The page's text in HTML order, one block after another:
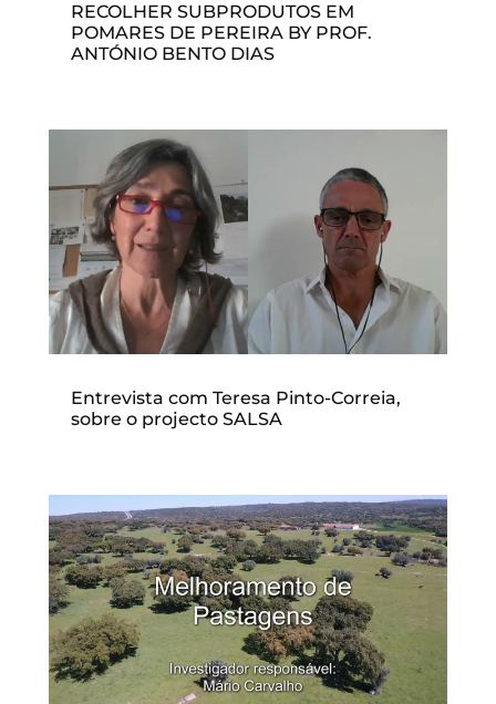
RECOLHER SUBPRODUTOS EM
POMARES DE PEREIRA BY PROF.
ANTÓNIO BENTO DIAS
Entrevista com Teresa Pinto-Correia,
sobre o projecto SALSA